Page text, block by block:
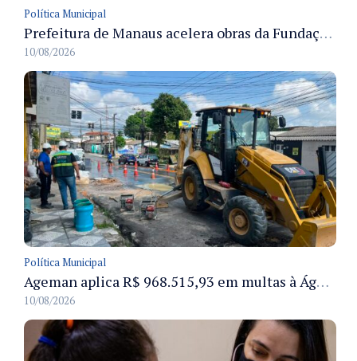
Política Municipal
Prefeitura de Manaus acelera obras da Fundação Municipal do Transtorno do Espectro Autista e mantém ritmo de construção
10/08/2026
Política Municipal
Ageman aplica R$ 968.515,93 em multas à Águas de Manaus por vazamentos e danos ao pavimento em Manaus
10/08/2026